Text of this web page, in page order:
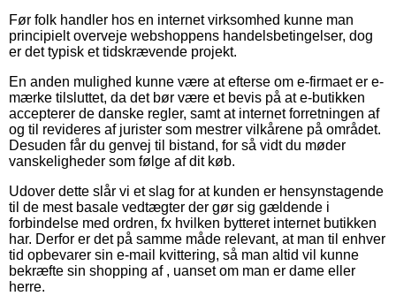
Før folk handler hos en internet virksomhed kunne man
principielt overveje webshoppens handelsbetingelser, dog
er det typisk et tidskrævende projekt.
En anden mulighed kunne være at efterse om e-firmaet er e-
mærke tilsluttet, da det bør være et bevis på at e-butikken
accepterer de danske regler, samt at internet forretningen af
og til revideres af jurister som mestrer vilkårene på området.
Desuden får du genvej til bistand, for så vidt du møder
vanskeligheder som følge af dit køb.
Udover dette slår vi et slag for at kunden er hensynstagende
til de mest basale vedtægter der gør sig gældende i
forbindelse med ordren, fx hvilken bytteret internet butikken
har. Derfor er det på samme måde relevant, at man til enhver
tid opbevarer sin e-mail kvittering, så man altid vil kunne
bekræfte sin shopping af , uanset om man er dame eller
herre.